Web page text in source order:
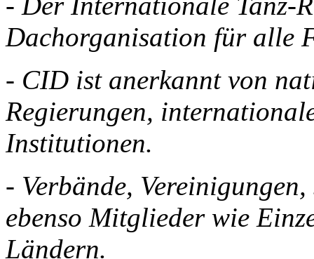
Dachorganisation für alle
- CID ist anerkannt von
Regierungen,
Institutionen.
- Verbände,
ebenso Mitglieder wie
Ländern.